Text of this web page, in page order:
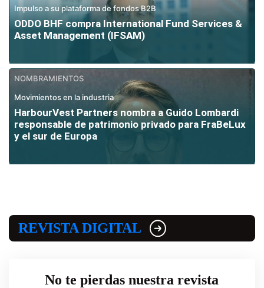
Impulso a su plataforma de fondos B2B
ODDO BHF compra International Fund Services &
Asset Management (IFSAM)
NOMBRAMIENTOS
Movimientos en la industria
HarbourVest Partners nombra a Guido Lombardi
responsable de patrimonio privado para FraBeLux
y el sur de Europa
REVISTA DIGITAL
No te pierdas nuestra revista